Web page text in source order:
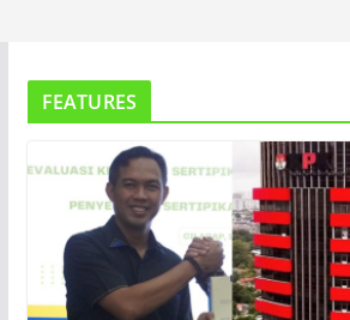
FEATURES